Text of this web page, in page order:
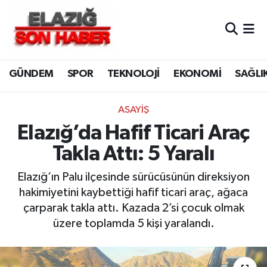
GÜNDEM SPOR TEKNOLOJİ EKONOMİ
ASAYİŞ
Elazığ’da Hafif Ticari Araç
Takla Attı: 5 Yaralı
Elazığ’ın Palu ilçesinde sürücüsünün direksiyon
hakimiyetini kaybettiği hafif ticari araç, ağaca
çarparak takla attı. Kazada 2’si çocuk olmak
üzere toplamda 5 kişi yaralandı.
CANLI YAYIN
ASAYİŞ
BİLİM VE TEKNOLOJİ
DÜNYA
EKONOMİ
ELAZIĞ
GENEL
Merkez Hava Durumu
Merkez Trafik Yoğunluk Haritası
Süper Lig Puan Durumu ve Fikstür
Tüm Manşetler
Haber Arşivi